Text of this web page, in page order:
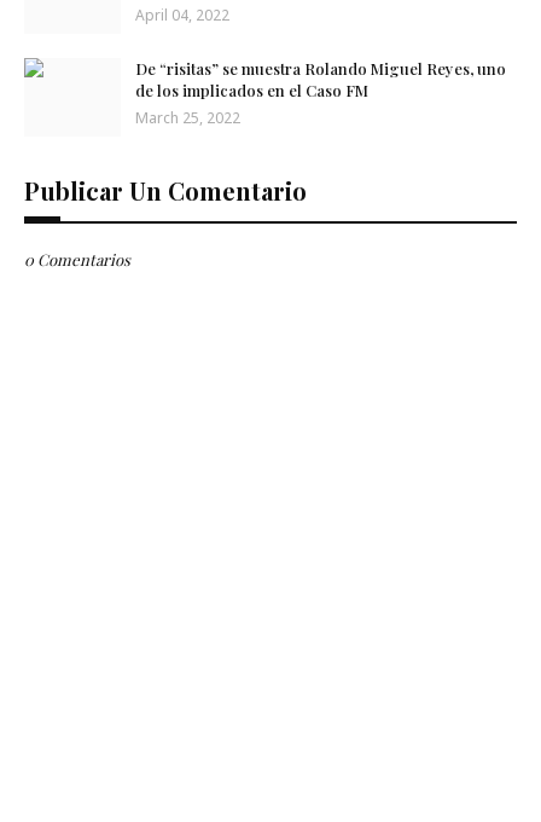
April 04, 2022
De “risitas” se muestra Rolando Miguel Reyes, uno
de los implicados en el Caso FM
March 25, 2022
Publicar Un Comentario
0 Comentarios